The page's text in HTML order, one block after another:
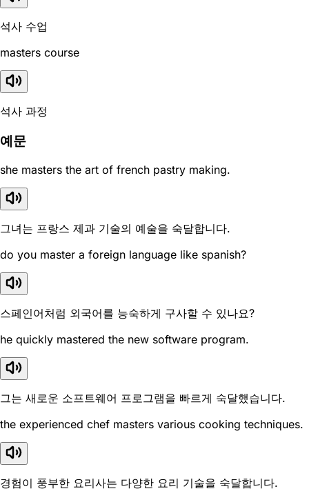
석사 수업
masters course
석사 과정
예문
she masters the art of french pastry making.
그녀는 프랑스 제과 기술의 예술을 숙달합니다.
do you master a foreign language like spanish?
스페인어처럼 외국어를 능숙하게 구사할 수 있나요?
he quickly mastered the new software program.
그는 새로운 소프트웨어 프로그램을 빠르게 숙달했습니다.
the experienced chef masters various cooking techniques.
경험이 풍부한 요리사는 다양한 요리 기술을 숙달합니다.